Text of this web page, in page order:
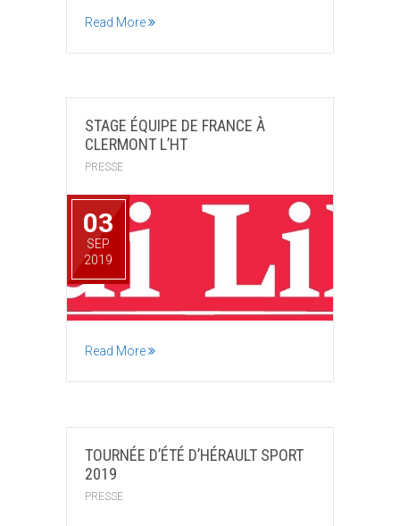
Read More
STAGE ÉQUIPE DE FRANCE À
CLERMONT L’HT
PRESSE
03
SEP
2019
Read More
TOURNÉE D’ÉTÉ D’HÉRAULT SPORT
2019
PRESSE